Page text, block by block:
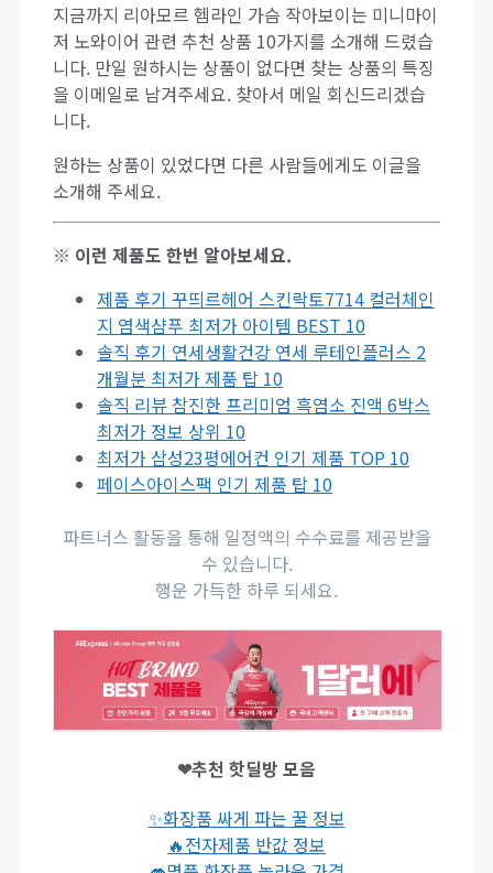
지금까지 리아모르 헴라인 가슴 작아보이는 미니마이
저 노와이어 관련 추천 상품 10가지를 소개해 드렸습
니다. 만일 원하시는 상품이 없다면 찾는 상품의 특징
을 이메일로 남겨주세요. 찾아서 메일 회신드리겠습
니다.
원하는 상품이 있었다면 다른 사람들에게도 이글을
소개해 주세요.
※ 이런 제품도 한번 알아보세요.
제품 후기 꾸띄르헤어 스킨락토7714 컬러체인
지 염색샴푸 최저가 아이템 BEST 10
솔직 후기 연세생활건강 연세 루테인플러스 2
개월분 최저가 제품 탑 10
솔직 리뷰 참진한 프리미엄 흑염소 진액 6박스
최저가 정보 상위 10
최저가 삼성23평에어컨 인기 제품 TOP 10
페이스아이스팩 인기 제품 탑 10
파트너스 활동을 통해 일정액의 수수료를 제공받을
수 있습니다.
행운 가득한 하루 되세요.
❤추천 핫딜방 모음
✨화장품 싸게 파는 꿀 정보
🔥전자제품 반값 정보